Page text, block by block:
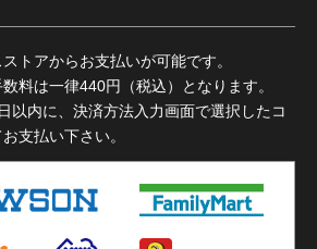
トアからお支払いが可能です。
料は一律440円（税込）となります。
以内に、決済方法入力画面で選択したコ
支払い下さい。